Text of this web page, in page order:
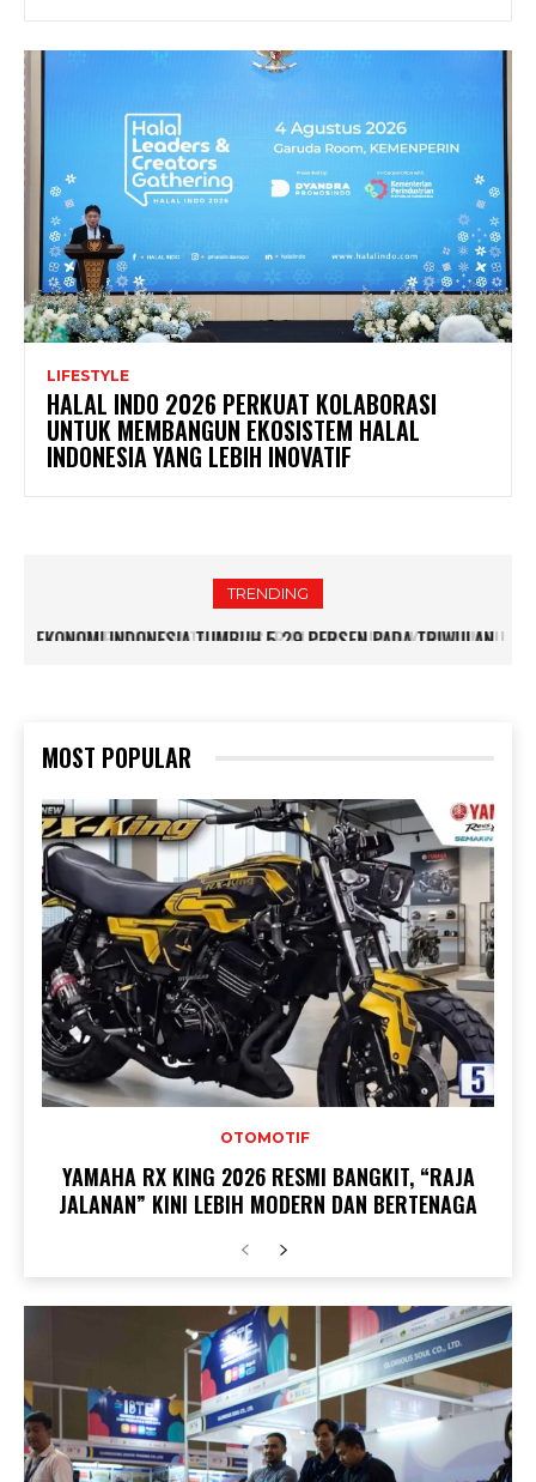
LIFESTYLE
HALAL INDO 2026 PERKUAT KOLABORASI
UNTUK MEMBANGUN EKOSISTEM HALAL
INDONESIA YANG LEBIH INOVATIF
TRENDING
DARI PASAR SANTA KE PASAR GLOBAL, DUNIA KOPI TUMBUH
MOST POPULAR
OTOMOTIF
YAMAHA RX KING 2026 RESMI BANGKIT, “RAJA
JALANAN” KINI LEBIH MODERN DAN BERTENAGA